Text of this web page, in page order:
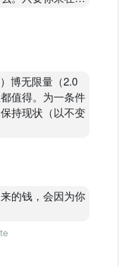
避免这种暴跌
觉得大家应该讨
些股。比如做好
话，每支股就不
只用少部分的钱
高，本溢比比较
得
上的老手，每个
题，同样会很
次呢!下下次呢!!
的
博无限量（2.0
值得。为一条件
持现状（以不变
的钱，会因为你